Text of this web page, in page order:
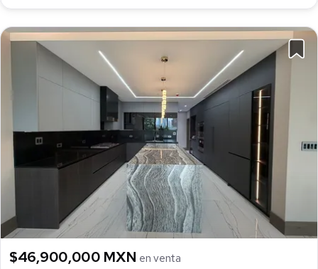
$46,900,000 MXN en venta